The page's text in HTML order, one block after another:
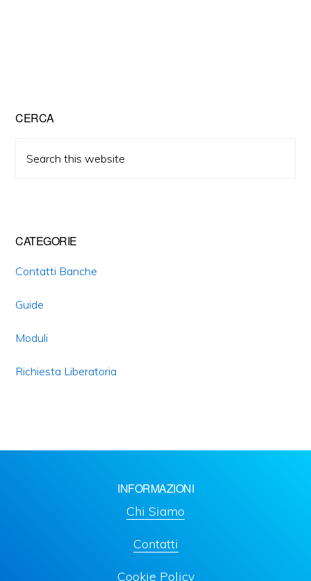
Primary
Sidebar
CERCA
this
CATEGORIE
Contatti Banche
Guide
Moduli
Richiesta Liberatoria
INFORMAZIONI
Chi Siamo
Contatti
Cookie Policy